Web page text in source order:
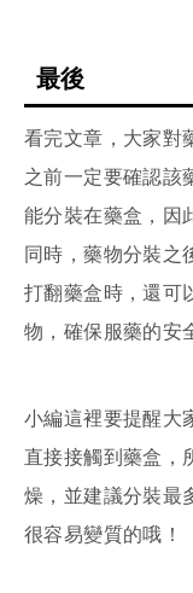
最後
看完文章，大家對
之前一定要確認該
能分裝在藥盒，因
同時，藥物分裝之
打翻藥盒時，還可
物，確保服藥的安
小編這裡要提醒大
直接接觸到藥盒，
燥，並建議分裝最
很容易變質的哦！